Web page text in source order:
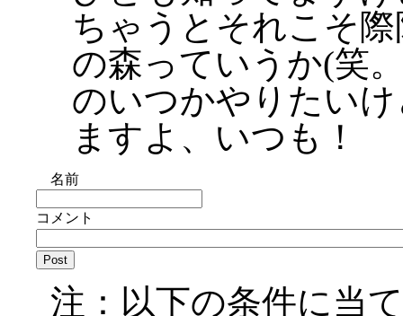
ちゃうとそれこそ
の森っていうか(笑
のいつかやりたい
ますよ、いつも！
名前
コメント
注：以下の条件に当